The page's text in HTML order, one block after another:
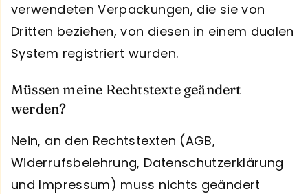
verwendeten Verpackungen, die sie von
Dritten beziehen, von diesen in einem dualen
System registriert wurden.
Müssen meine Rechtstexte geändert
werden?
Nein, an den Rechtstexten (AGB,
Widerrufsbelehrung, Datenschutzerklärung
und Impressum) muss nichts geändert